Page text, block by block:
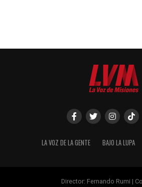
LA VOZ DE LA GENTE BAJO LA LUPA
Director: Fernando Rumi |